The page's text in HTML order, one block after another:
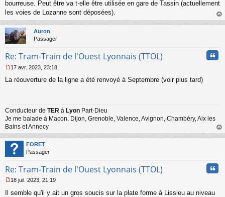
s
s
g
e
n
n
u
bourreuse. Peut être va t-elle être utilisée en gare de Tassin (actuellement
les voies de Lozanne sont déposées).
au
Auron
Passager
Re: Tram-Train de l'Ouest Lyonnais (TTOL)
e
g
e
n
o
n
l
u
17 avr. 2023, 23:18
La réouverture de la ligne a été renvoyé à Septembre (voir plus tard)
Conducteur de TER à Lyon Part-Dieu
Je me balade à Macon, Dijon, Grenoble, Valence, Avignon, Chambéry, Aix les
Bains et Annecy
au
FORET
Passager
Re: Tram-Train de l'Ouest Lyonnais (TTOL)
e
18 juil. 2023, 21:19
Il semble qu'il y ait un gros soucis sur la plate forme à Lissieu au niveau